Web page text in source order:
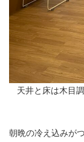
天井と床は木目
朝晩の冷え込みが